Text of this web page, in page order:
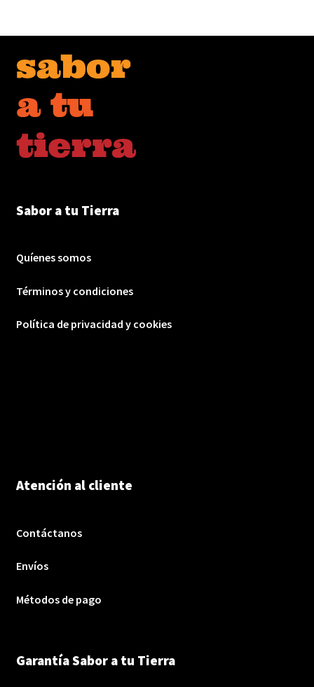
Sabor a tu Tierra
Quíenes somos
Términos y condiciones
Política de privacidad y cookies
Atención al cliente
Contáctanos
Envíos
Métodos de pago
Garantía Sabor a tu Tierra